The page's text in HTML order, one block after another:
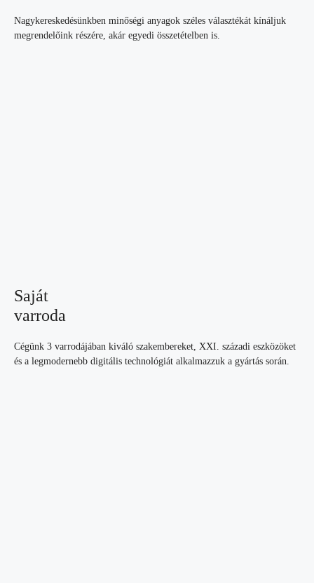
Nagykereskedésünkben minőségi anyagok széles választékát kínáljuk
megrendelőink részére, akár egyedi összetételben is.
Saját
varroda
Cégünk 3 varrodájában kiváló szakembereket, XXI. századi eszközöket
és a legmodernebb digitális technológiát alkalmazzuk a gyártás során.